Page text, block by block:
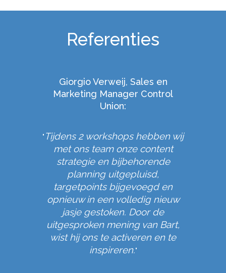
Referenties
Giorgio Verweij, Sales en
Marketing Manager Control
Union:
" Tijdens 2 workshops hebben wij
met ons team onze content
strategie en bijbehorende
planning uitgepluisd,
targetpoints bijgevoegd en
opnieuw in een volledig nieuw
jasje gestoken. Door de
uitgesproken mening van Bart,
wist hij ons te activeren en te
inspireren."